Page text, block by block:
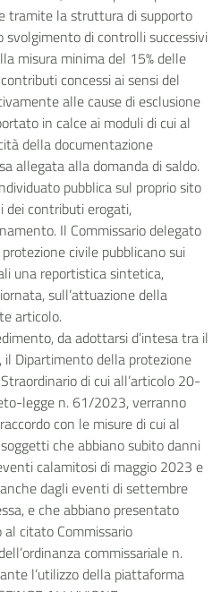
tramite la struttura di supporto
svolgimento di controlli successivi
misura minima del 15% delle
concessi ai sensi del
alle cause di esclusione
in calce ai moduli di cui al
della documentazione
allegata alla domanda di saldo.
pubblica sul proprio sito
dei contributi erogati,
Il Commissario delegato
civile pubblicano sui
una reportistica sintetica,
sull’attuazione della
articolo.
da adottarsi d’intesa tra il
il Dipartimento della protezione
di cui all’articolo 20-
legge n. 61/2023, verranno
con le misure di cui al
che abbiano subito danni
calamitosi di maggio 2023 e
dagli eventi di settembre
e che abbiano presentato
citato Commissario
commissariale n.
l’utilizzo della piattaforma